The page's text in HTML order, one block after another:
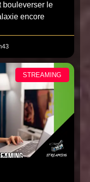
bouleverser le
encore
STREAMING